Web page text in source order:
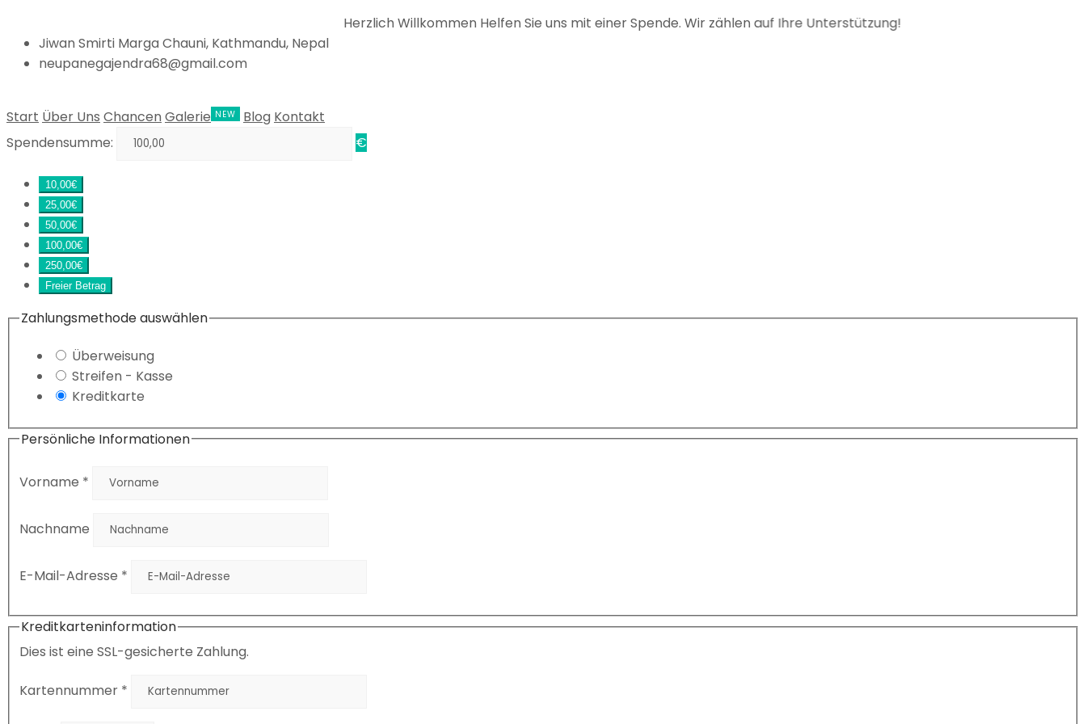
Herzlich WillkommenHelfen Sie uns mit einer Spende. Wir zählen auf Ihre Unterstützung!
Jiwan Smirti Marga Chauni, Kathmandu, Nepal
neupanegajendra68@gmail.com
Start Über Uns Chancen Galerie Blog Kontakt
Spendensumme:
€
10,00€
25,00€
50,00€
100,00€
250,00€
Freier Betrag
Zahlungsmethode auswählen
Überweisung
Streifen - Kasse
Kreditkarte
Persönliche Informationen
Vorname *
Nachname
E-Mail-Adresse *
Kreditkarteninformation
Dies ist eine SSL-gesicherte Zahlung.
Kartennummer *